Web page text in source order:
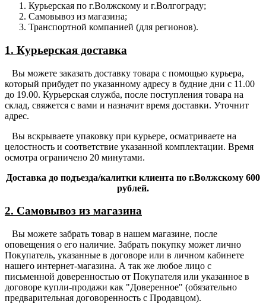
Курьерская по г.Волжскому и г.Волгограду;
Самовывоз из магазина;
Транспортной компанией (для регионов).
1. Курьерская доставка
Вы можете заказать доставку товара с помощью курьера,
который прибудет по указанному адресу в будние дни с 11.00
до 19.00. Курьерская служба, после поступления товара на
склад, свяжется с вами и назначит время доставки. Уточнит
адрес.
Вы вскрываете упаковку при курьере, осматриваете на
целостность и соответствие указанной комплектации. Время
осмотра ограничено 20 минутами.
Доставка до подъезда/калитки клиента по г.Волжскому 600
рублей.
2. Самовывоз из магазина
Вы можете забрать товар в нашем магазине, после
оповещения о его наличие. Забрать покупку может лично
Покупатель, указанные в договоре или в личном кабинете
нашего интернет-магазина. А так же любое лицо с
письменной доверенностью от Покупателя или указанное в
договоре купли-продажи как "Доверенное" (обязательно
предварительная договоренность с Продавцом).